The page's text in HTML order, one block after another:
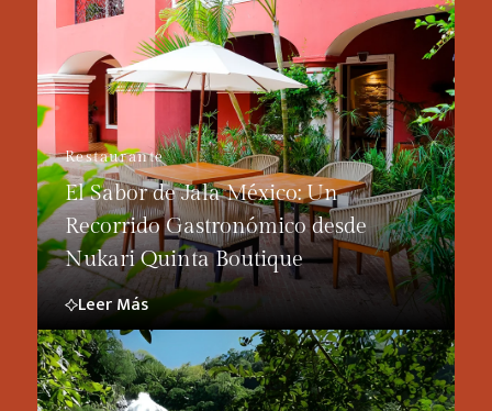
Restaurante
El Sabor de Jala México: Un
Recorrido Gastronómico desde
Nukari Quinta Boutique
Leer Más